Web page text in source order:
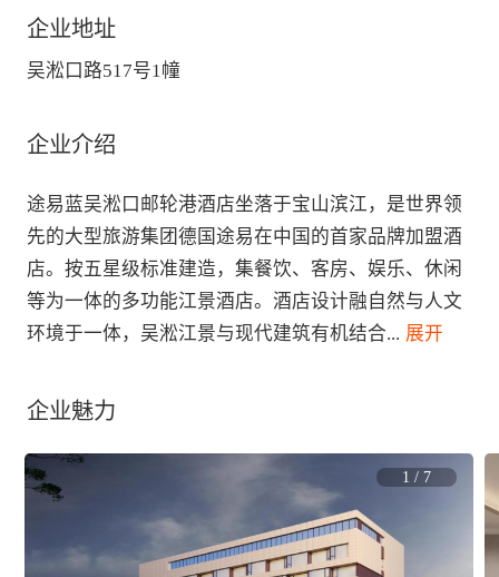
企业地址
吴淞口路517号1幢
企业介绍
途易蓝吴淞口邮轮港酒店坐落于宝山滨江，是世界领
先的大型旅游集团德国途易在中国的首家品牌加盟酒
店。按五星级标准建造，集餐饮、客房、娱乐、休闲
等为一体的多功能江景酒店。酒店设计融自然与人文
环境于一体，吴淞江景与现代建筑有机结合... 展开
企业魅力
1 / 7